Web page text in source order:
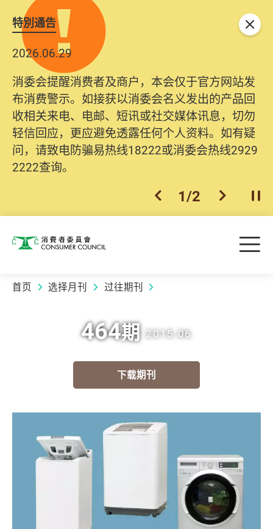
特別通告
2026.06.29
消委会提醒消费者及商户，本会仅于官方网站发
布消费警示。如接获以消委会名义发出的产品回
收相关来电、电邮、短讯或社交媒体讯息，切勿
轻信回应，更应避免透露任何个人资料。如有疑
问，请致电防骗易热线18222或消委会热线2929
2222查询。
上一个
1/2 下一个开
关闭
消费者委员会 目
首页 选择月刊 过往期刊
464期 2015.06
下载期刊